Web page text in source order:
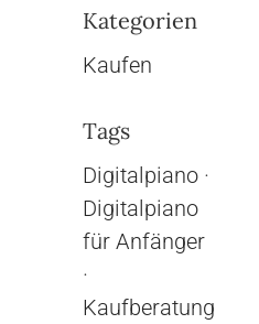
Kategorien
Kaufen
Tags
Digitalpiano ·
Digitalpiano
für Anfänger
·
Kaufberatung